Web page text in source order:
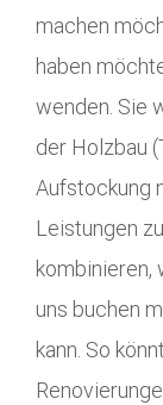
machen
haben
wenden. Sie
der Holzbau
Aufstockung
Leistungen
kombinieren,
uns buchen
kann. So